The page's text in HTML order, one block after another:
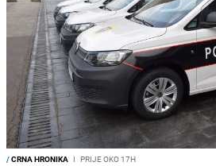
/CRNA HRONIKA I PRIJE OKO 17H